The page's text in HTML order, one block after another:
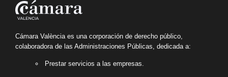
Cámara València es una corporación de derecho público,
colaboradora de las Administraciones Públicas, dedicada a:
Prestar servicios a las empresas.